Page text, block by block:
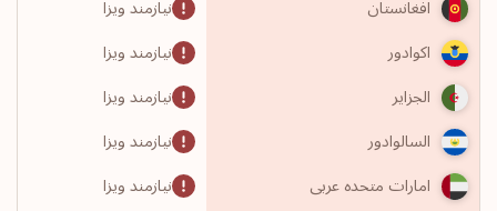
افغانستان
نیازمند ویزا
اکوادور
نیازمند ویزا
الجزایر
نیازمند ویزا
السالوادور
نیازمند ویزا
امارات متحده عربی
نیازمند ویزا